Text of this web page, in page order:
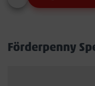
Förderpenny